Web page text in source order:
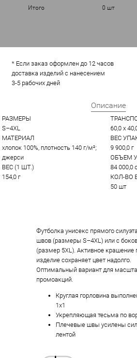
Итого 0 шт
* Если заказ оформлен до 12 часов
доставка изделий с нанесением
3-5 рабочих дней
Описание
РАЗМЕРЫ
S–4XL
МАТЕРИАЛ
хлопок 100%, плотность 140 г/м²;
джерси
ВЕС (1 ШТ.)
154,0 г
60,0 x
ВЕС
9 900,0 г
ОБЪЕМ
84 000,0
КОЛ-ВО
50 шт
Футболка унисекс прямого
швов (размеры S–4XL) или с
(размер 5XL). Активное крашение
изделие сохраняет цвет надолго.
Оптимальный вариант для
промоакций.
Круглая горловина
1х1
Укрепляющая тесьма по
Плечевые швы усилены
лентой